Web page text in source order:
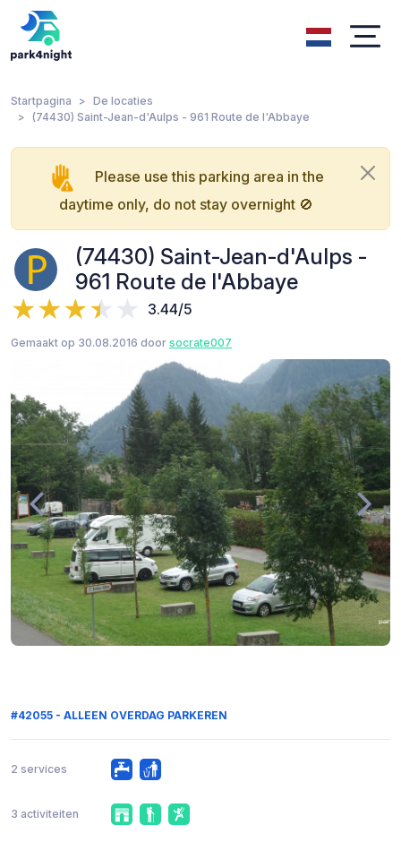
Startpagina
De locaties
(74430) Saint-Jean-d'Aulps - 961 Route de l'Abbaye
Please use this parking area in the
daytime only, do not stay overnight 🚫
(74430) Saint-Jean-d'Aulps -
961 Route de l'Abbaye
3.44/5
Gemaakt op 30.08.2016 door socrate007
#42055 - ALLEEN OVERDAG PARKEREN
2 services
3 activiteiten